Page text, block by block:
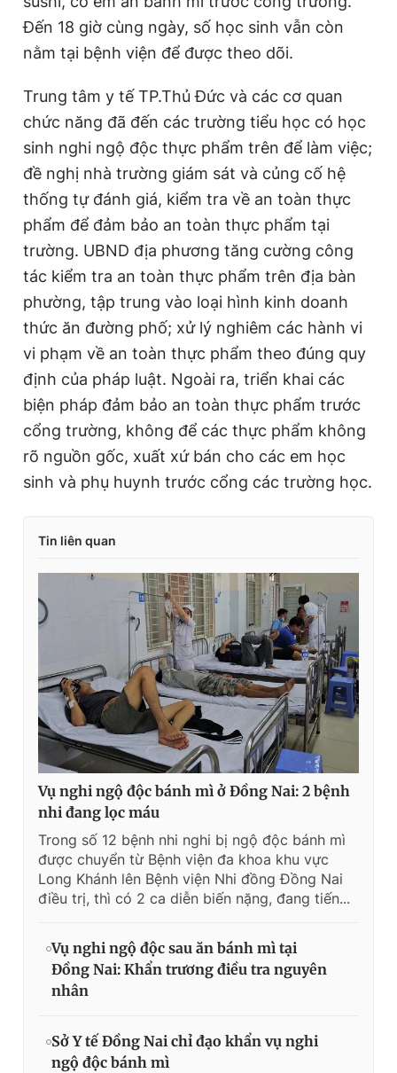
Đến 18 giờ cùng ngày, số học sinh vẫn còn
nằm tại bệnh viện để được theo dõi.
Trung tâm y tế TP.Thủ Đức và các cơ quan
chức năng đã đến các trường tiểu học có học
sinh nghi ngộ độc thực phẩm trên để làm việc;
đề nghị nhà trường giám sát và củng cố hệ
thống tự đánh giá, kiểm tra về an toàn thực
phẩm để đảm bảo an toàn thực phẩm tại
trường. UBND địa phương tăng cường công
tác kiểm tra an toàn thực phẩm trên địa bàn
phường, tập trung vào loại hình kinh doanh
thức ăn đường phố; xử lý nghiêm các hành vi
vi phạm về an toàn thực phẩm theo đúng quy
định của pháp luật. Ngoài ra, triển khai các
biện pháp đảm bảo an toàn thực phẩm trước
cổng trường, không để các thực phẩm không
rõ nguồn gốc, xuất xứ bán cho các em học
sinh và phụ huynh trước cổng các trường học.
Tin liên quan
Vụ nghi ngộ độc bánh mì ở Đồng Nai: 2 bệnh
nhi đang lọc máu
Trong số 12 bệnh nhi nghi bị ngộ độc bánh mì
được chuyển từ Bệnh viện đa khoa khu vực
Long Khánh lên Bệnh viện Nhi đồng Đồng Nai
điều trị, thì có 2 ca diễn biến nặng, đang tiến...
Vụ nghi ngộ độc sau ăn bánh mì tại
Đồng Nai: Khẩn trương điều tra nguyên
nhân
Sở Y tế Đồng Nai chỉ đạo khẩn vụ nghi
ngộ độc bánh mì